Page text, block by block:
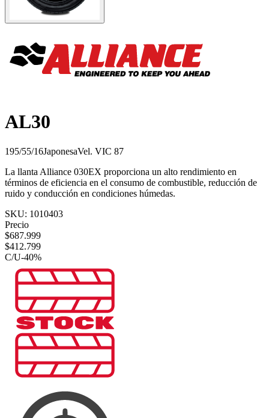
AL30
195/55/16JaponesaVel. VIC 87
La llanta Alliance 030EX proporciona un alto rendimiento en
términos de eficiencia en el consumo de combustible, reducción de
ruido y conducción en condiciones húmedas.
SKU: 1010403
Precio
$687.999
$412.799
C/U-40%